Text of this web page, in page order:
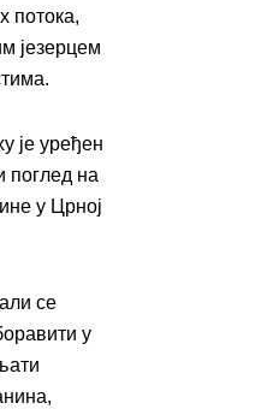
потока,
језерцем
је уређен
поглед на
у Црној
се
у